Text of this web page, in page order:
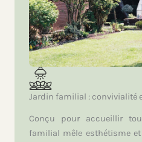
Jardin familial : convivialité
Conçu pour accueillir
familial mêle esthétisme